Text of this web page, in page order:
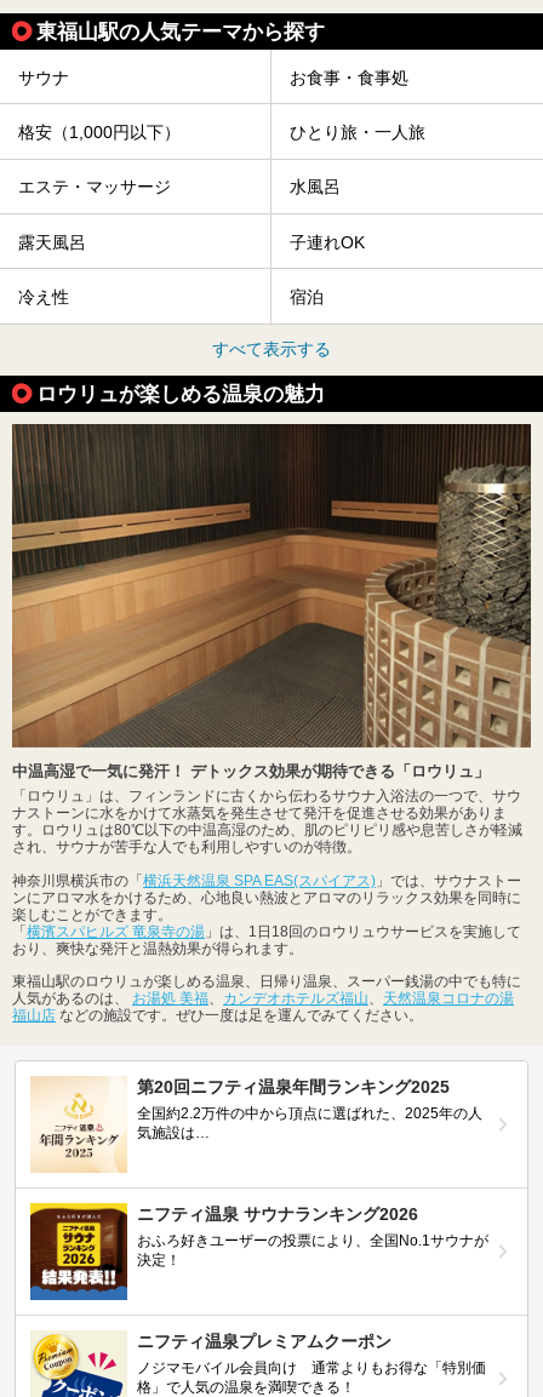
東福山駅の人気テーマから探す
サウナ お食事・食事処
格安（1,000円以下） ひとり旅・一人旅
エステ・マッサージ 水風呂
露天風呂 子連れOK
冷え性 宿泊
すべて表示する
ロウリュが楽しめる温泉の魅力
中温高湿で一気に発汗！ デトックス効果が期待できる「ロウリュ」
「ロウリュ」は、フィンランドに古くから伝わるサウナ入浴法の一つで、サウ
ナストーンに水をかけて水蒸気を発生させて発汗を促進させる効果がありま
す。ロウリュは80℃以下の中温高湿のため、肌のピリピリ感や息苦しさが軽減
され、サウナが苦手な人でも利用しやすいのが特徴。
神奈川県横浜市の「 横浜天然温泉 SPA EAS(スパイアス) 」では、サウナストー
ンにアロマ水をかけるため、心地良い熱波とアロマのリラックス効果を同時に
楽しむことができます。
「 横濱スパヒルズ 竜泉寺の湯 」は、1日18回のロウリュウサービスを実施して
おり、爽快な発汗と温熱効果が得られます。
東福山駅のロウリュが楽しめる温泉、日帰り温泉、スーパー銭湯の中でも特に
人気があるのは、 お湯処 美福、 カンデオホテルズ福山、 天然温泉コロナの湯
福山店 などの施設です。ぜひ一度は足を運んでみてください。
第20回ニフティ温泉年間ランキング2025
全国約2.2万件の中から頂点に選ばれた、2025年の人
気施設は…
ニフティ温泉 サウナランキング2026
おふろ好きユーザーの投票により、全国No.1サウナが
決定！
ニフティ温泉プレミアムクーポン
ノジマモバイル会員向け 通常よりもお得な「特別価
格」で人気の温泉を満喫できる！